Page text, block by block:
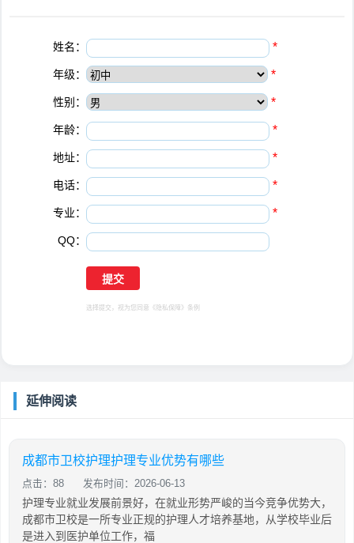
姓名： *
年级： *
性别： *
年龄： *
地址： *
电话： *
专业： *
QQ：
选择提交，视为您同意 《隐私保障》 条例
延伸阅读
成都市卫校护理护理专业优势有哪些
点击：88 发布时间：2026-06-13
护理专业就业发展前景好，在就业形势严峻的当今竞争优势大，
成都市卫校是一所专业正规的护理人才培养基地，从学校毕业后
是进入到医护单位工作，福